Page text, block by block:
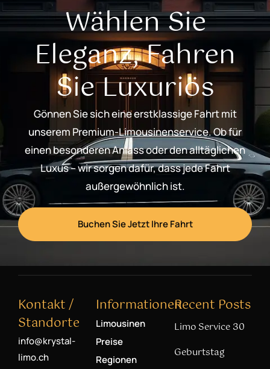
Wählen Sie
Eleganz, Fahren
Sie Luxuriös
Gönnen Sie sich eine erstklassige Fahrt mit
unserem Premium-Limousinenservice. Ob für
einen besonderen Anlass oder den alltäglichen
Luxus – wir sorgen dafür, dass jede Fahrt
außergewöhnlich ist.
Buchen Sie Jetzt Ihre Fahrt
Kontakt /
Standorte
info@krystal-
limo.ch
Informationen
Limousinen
Preise
Regionen
Recent Posts
Limo Service 30
Geburtstag